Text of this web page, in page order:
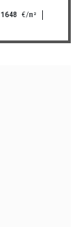
1648 €/m²